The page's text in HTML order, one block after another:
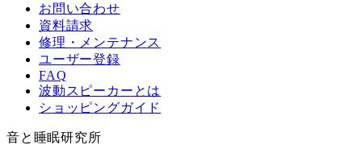
お問い合わせ
資料請求
修理・メンテナンス
ユーザー登録
FAQ
波動スピーカーとは
ショッピングガイド
音と睡眠研究所